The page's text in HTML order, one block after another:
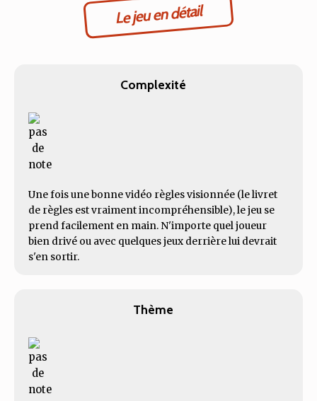
Le jeu en détail
Complexité
Une fois une bonne vidéo règles visionnée (le livret
de règles est vraiment incompréhensible), le jeu se
prend facilement en main. N'importe quel joueur
bien drivé ou avec quelques jeux derrière lui devrait
s'en sortir.
Thème